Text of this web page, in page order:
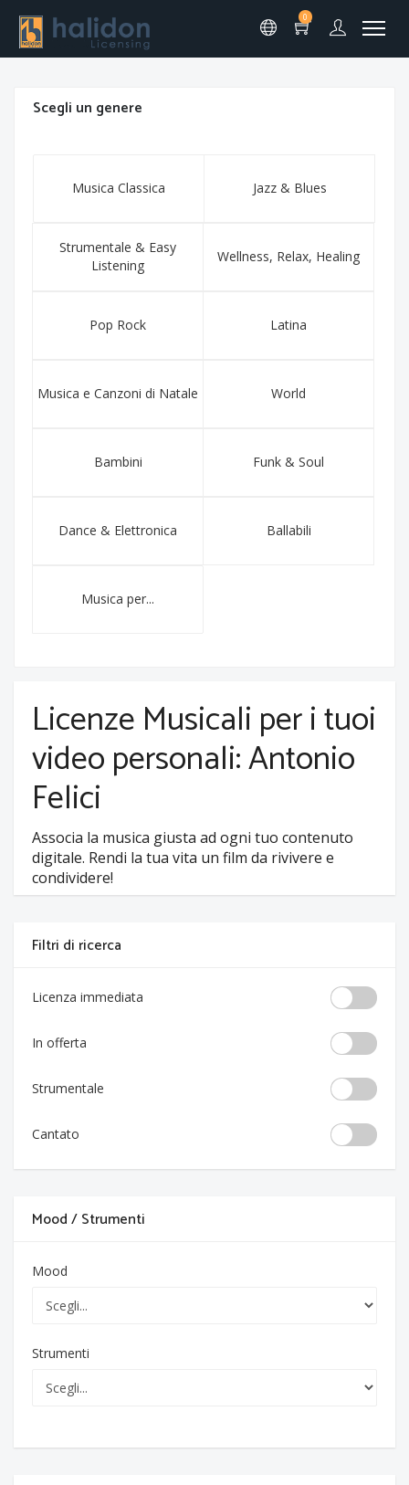
0
Scegli un genere
Musica Classica Jazz & Blues
Strumentale & Easy
Listening
Wellness, Relax, Healing
Pop Rock Latina
Musica e Canzoni di Natale World
Bambini Funk & Soul
Dance & Elettronica Ballabili
Musica per...
Licenze Musicali per i tuoi
video personali: Antonio
Felici
Associa la musica giusta ad ogni tuo contenuto
digitale. Rendi la tua vita un film da rivivere e
condividere!
Filtri di ricerca
Licenza immediata
In offerta
Strumentale
Cantato
Mood / Strumenti
Mood
Strumenti